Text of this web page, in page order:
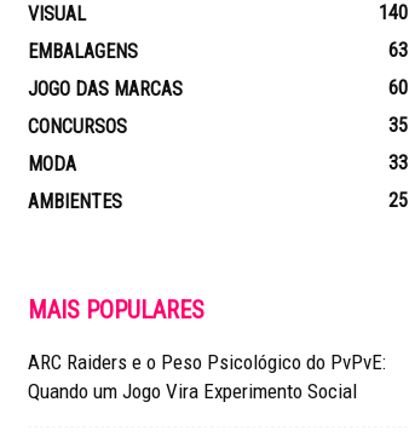
VISUAL
140
EMBALAGENS
63
JOGO DAS MARCAS
60
CONCURSOS
35
MODA
33
AMBIENTES
25
MAIS POPULARES
ARC Raiders e o Peso Psicológico do PvPvE:
Quando um Jogo Vira Experimento Social